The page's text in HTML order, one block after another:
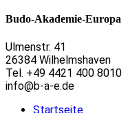
Budo-Akademie-Europa
Ulmenstr. 41
26384 Wilhelmshaven
Tel. +49 4421 400 8010
info@b-a-e.de
Startseite